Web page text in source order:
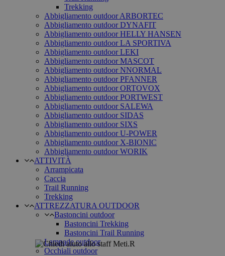
Trekking
Abbigliamento outdoor ARBORTEC
Abbigliamento outdoor DYNAFIT
Abbigliamento outdoor HELLY HANSEN
Abbigliamento outdoor LA SPORTIVA
Abbigliamento outdoor LEKI
Abbigliamento outdoor MASCOT
Abbigliamento outdoor NNORMAL
Abbigliamento outdoor PFANNER
Abbigliamento outdoor ORTOVOX
Abbigliamento outdoor PORTWEST
Abbigliamento outdoor SALEWA
Abbigliamento outdoor SIDAS
Abbigliamento outdoor SIXS
Abbigliamento outdoor U-POWER
Abbigliamento outdoor X-BIONIC
Abbigliamento outdoor WORIK
ATTIVITÀ
Arrampicata
Caccia
Trail Running
Trekking
ATTREZZATURA OUTDOOR
Bastoncini outdoor
Bastoncini Trekking
Bastoncini Trail Running
Lampade outdoor
Occhiali outdoor